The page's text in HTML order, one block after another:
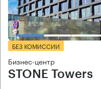
БЕЗ КОМИССИИ
Бизнес-центр
STONE Towers